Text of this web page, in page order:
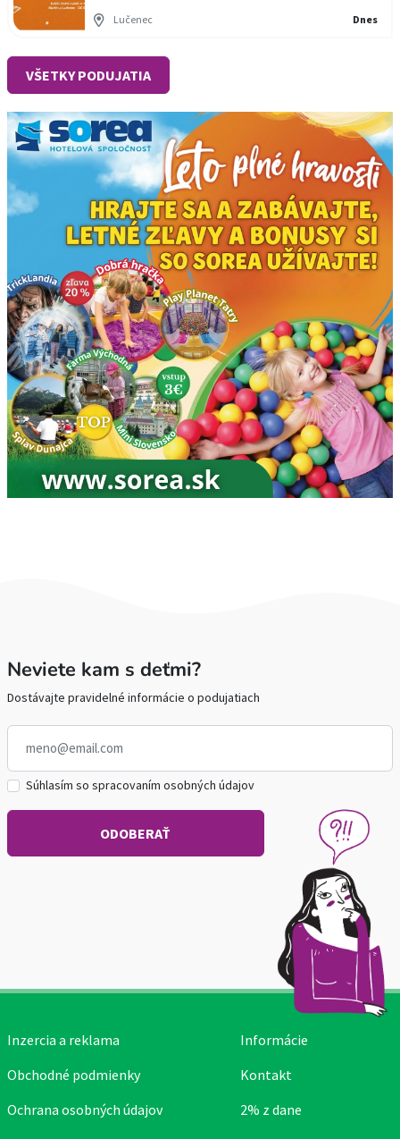
Lučenec Dnes
VŠETKY PODUJATIA
Neviete kam s deťmi?
Dostávajte pravidelné informácie o podujatiach
Súhlasím so spracovaním osobných údajov
Inzercia a reklama
Obchodné podmienky
Ochrana osobných údajov
Informácie
Kontakt
2% z dane